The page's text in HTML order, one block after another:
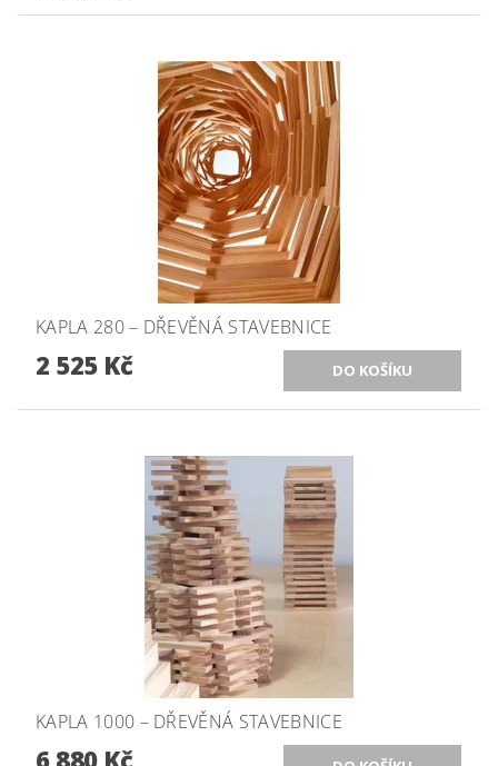
KAPLA 280 – DŘEVĚNÁ STAVEBNICE
2 525 Kč
KAPLA 1000 – DŘEVĚNÁ STAVEBNICE
6 880 Kč